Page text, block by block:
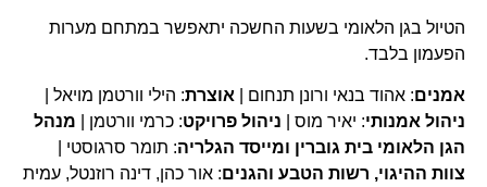
הטיול בגן הלאומי בשעות החשכה יתאפשר במתחם מערות
הפעמון בלבד.
אמנים: אהוד בנאי ורונן תנחום |אוצרת: הילי וורטמן מויאל |
ניהול אמנותי: יאיר מוס |ניהול פרויקט: כרמי וורטמן |מנהל
הגן הלאומי בית גוברין ומייסד הגלריה: תומר סרגוסטי |
צוות ההיגוי, רשות הטבע והגנים: אור כהן, דינה רוזנטל, עמית